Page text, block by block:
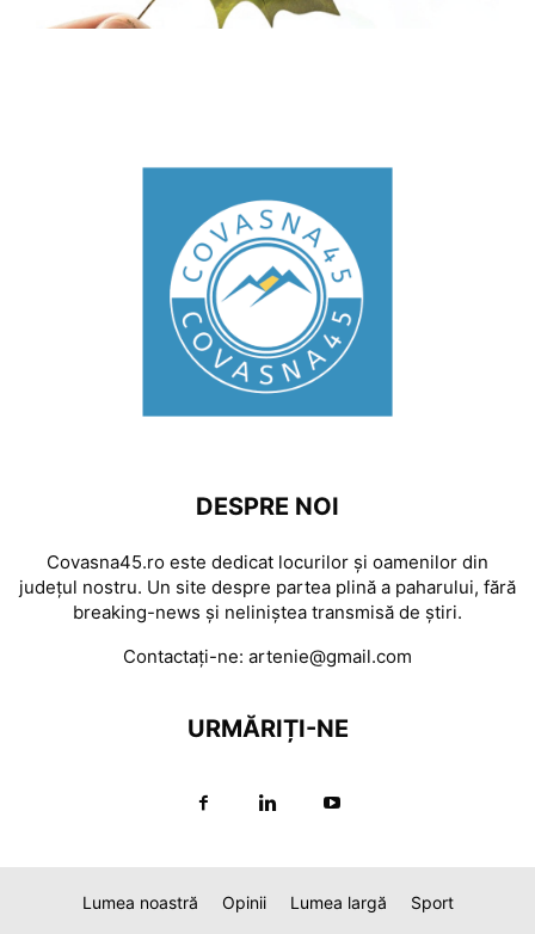
DESPRE NOI
Covasna45.ro este dedicat locurilor și oamenilor din
județul nostru. Un site despre partea plină a paharului, fără
breaking-news și neliniștea transmisă de știri.
Contactați-ne: artenie@gmail.com
URMĂRIȚI-NE
Lumea noastră Opinii Lumea largă Sport